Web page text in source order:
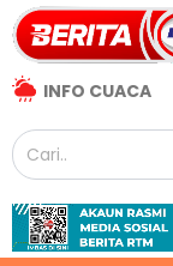
INFO CUACA